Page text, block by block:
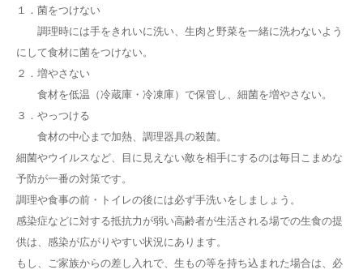
１．菌をつけない
調理時には手をきれいに洗い、生肉と野菜を一緒に洗わないよう
にして食材に菌をつけない。
２．増やさない
食材を低温（冷蔵庫・冷凍庫）で保管し、細菌を増やさない。
３．やっつける
食材の中心まで加熱、調理器具の殺菌。
細菌やウイルスなど、目に見えない敵を相手にするのは毎日こまめな
予防が一番の対策です。
調理や食事の前・トイレの後には必ず手洗いをしましょう。
感染症などに対する抵抗力が弱い高齢者が生活される場での生食の提
供は、感染が広がりやすい状況にあります。
もし、ご家族からの差し入れで、生もの等を持ち込まれた場合は、必